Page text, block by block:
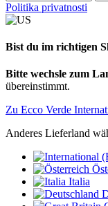
Politika privatnosti
Bist du im richtigen
Bitte wechsle zum
übereinstimmt.
Zu Ecco Verde
Anderes Lieferland
Italia